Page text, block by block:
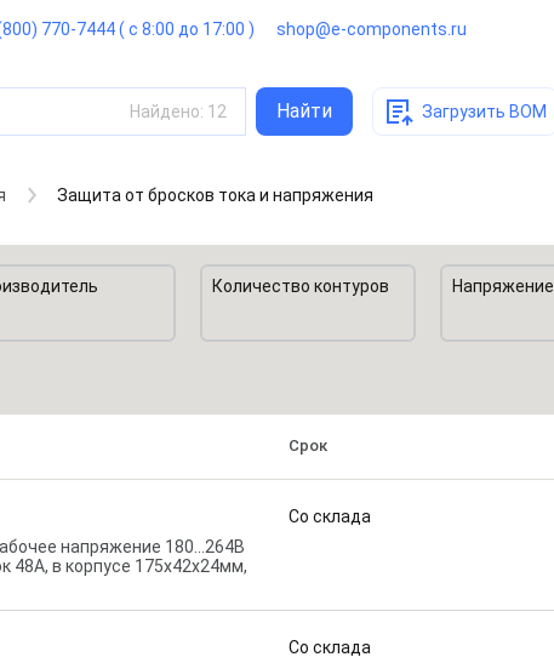
770-7444 ( с 8:00 до 17:00 ) shop@e-components.ru
Найдено: 12 Найти Загрузить BOM
Защита от бросков тока и напряжения
Количество контуров Напряжение
Срок
напряжение 180…264В
48А, в корпусе 175x42x24мм,
Со склада
Со склада